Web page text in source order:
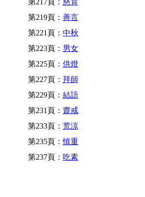
第219頁： 善言
第221頁： 中秋
第223頁： 男女
第225頁： 供燈
第227頁： 拜師
第229頁： 結語
第231頁： 齋戒
第233頁： 荒涼
第235頁：慎重
第237頁： 吃素